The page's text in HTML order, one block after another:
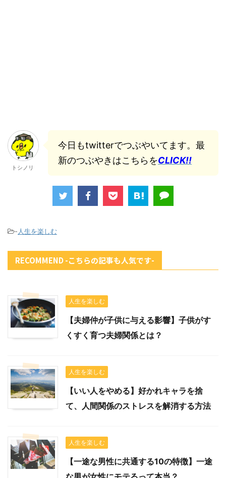
トシノリ
今日もtwitterでつぶやいてます。最
新のつぶやきはこちらをCLICK!!
- 人生を楽しむ
RECOMMEND -こちらの記事も人気です-
人生を楽しむ
【夫婦仲が子供に与える影響】子供がす
くすく育つ夫婦関係とは？
人生を楽しむ
【いい人をやめる】好かれキャラを捨
て、人間関係のストレスを解消する方法
人生を楽しむ
【一途な男性に共通する10の特徴】一途